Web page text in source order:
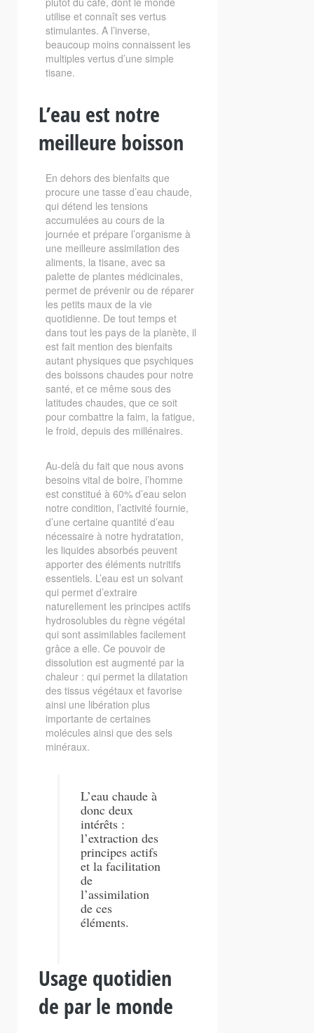
utilise et connaît ses vertus
stimulantes. A l’inverse,
beaucoup moins connaissent les
multiples vertus d’une simple
tisane.
L’eau est notre
meilleure boisson
En dehors des bienfaits que
procure une tasse d’eau chaude,
qui détend les tensions
accumulées au cours de la
journée et prépare l’organisme à
une meilleure assimilation des
aliments, la tisane, avec sa
palette de plantes médicinales,
permet de prévenir ou de réparer
les petits maux de la vie
quotidienne. De tout temps et
dans tout les pays de la planète, il
est fait mention des bienfaits
autant physiques que psychiques
des boissons chaudes pour notre
santé, et ce même sous des
latitudes chaudes, que ce soit
pour combattre la faim, la fatigue,
le froid, depuis des millénaires.
Au-delà du fait que nous avons
besoins vital de boire, l’homme
est constitué à 60% d’eau selon
notre condition, l’activité fournie,
d’une certaine quantité d’eau
nécessaire à notre hydratation,
les liquides absorbés peuvent
apporter des éléments nutritifs
essentiels. L’eau est un solvant
qui permet d’extraire
naturellement les principes actifs
hydrosolubles du règne végétal
qui sont assimilables facilement
grâce a elle. Ce pouvoir de
dissolution est augmenté par la
chaleur : qui permet la dilatation
des tissus végétaux et favorise
ainsi une libération plus
importante de certaines
molécules ainsi que des sels
minéraux.
L’eau chaude à
donc deux
intérêts :
l’extraction des
principes actifs
et la facilitation
de
l’assimilation
de ces
éléments.
Usage quotidien
de par le monde